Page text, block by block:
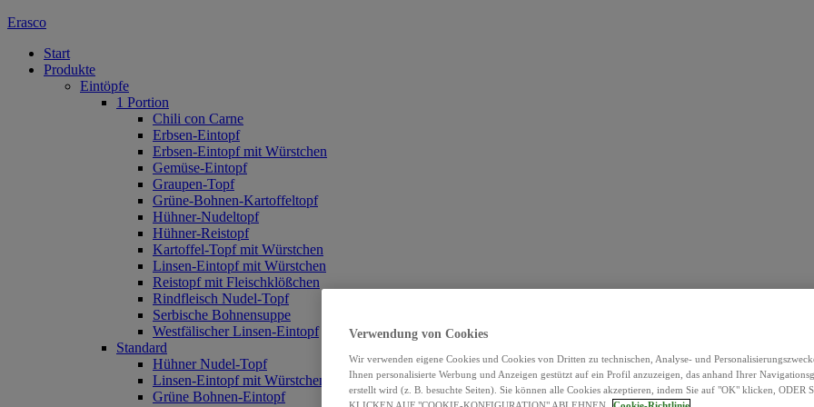
Erasco
Start
Produkte
Eintöpfe
1 Portion
Chili con Carne
Erbsen-Eintopf
Erbsen-Eintopf mit Würstchen
Gemüse-Eintopf
Graupen-Topf
Grüne-Bohnen-Kartoffeltopf
Hühner-Nudeltopf
Hühner-Reistopf
Kartoffel-Topf mit Würstchen
Linsen-Eintopf mit Würstchen
Reistopf mit Fleischklößchen
Rindfleisch Nudel-Topf
Serbische Bohnensuppe
Westfälischer Linsen-Eintopf
Standard
Hühner Nudel-Topf
Linsen-Eintopf mit Würstchen
Grüne Bohnen-Eintopf
Verwendung von Cookies
Wir verwenden eigene Cookies und Cookies von Dritten zu technischen, Analyse- und
Ihnen personalisierte Werbung und Anzeigen gestützt auf ein Profil anzuzeigen, das anhand Ihrer
erstellt wird (z. B. besuchte Seiten). Sie können alle Cookies akzeptieren, indem Sie auf "OK" klicken, ODER